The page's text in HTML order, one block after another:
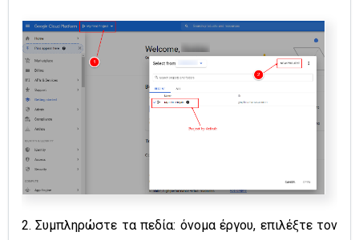
2. Συμπληρώστε τα πεδία: όνομα έργου, επιλέξτε τον